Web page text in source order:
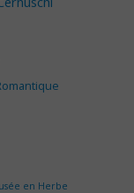
en Herbe